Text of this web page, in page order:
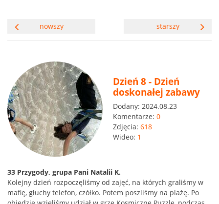
nowszy starszy
Dzień 8 - Dzień
doskonałej zabawy
Dodany: 2024.08.23
Komentarze: 0
Zdjęcia: 618
Wideo: 1
33 Przygody, grupa Pani Natalii K.
Kolejny dzień rozpoczęliśmy od zajęć, na których graliśmy w
mafię, głuchy telefon, czółko. Potem poszliśmy na plażę. Po